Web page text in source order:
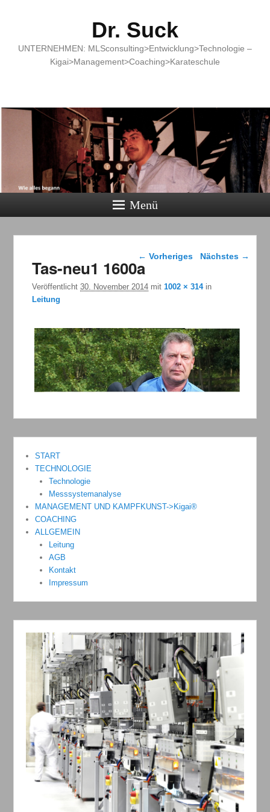
Dr. Suck
UNTERNEHMEN: MLSconsulting>Entwicklung>Technologie –
Kigai>Management>Coaching>Karateschule
Menü
Bilder-Navigation
← Vorheriges Nächstes →
Tas-neu1 1600a
Veröffentlicht30. November 2014 mit1002 × 314in
Leitung
START
TECHNOLOGIE
Technologie
Messsystemanalyse
MANAGEMENT UND KAMPFKUNST->Kigai®
COACHING
ALLGEMEIN
Leitung
AGB
Kontakt
Impressum